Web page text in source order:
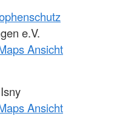
e.V.
Ansicht
Ansicht